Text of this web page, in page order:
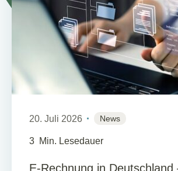
20. Juli 2026 News
3 Min. Lesedauer
E-Rechnung in Deutschland